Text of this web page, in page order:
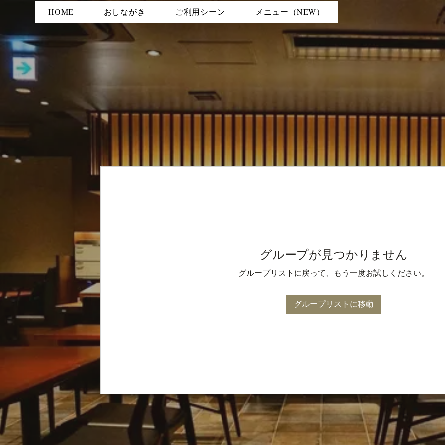
HOME おしながき ご利用シーン メニュー（NEW）
グループが見つかりません
グループリストに戻って、もう一度お試しください。
グループリストに移動